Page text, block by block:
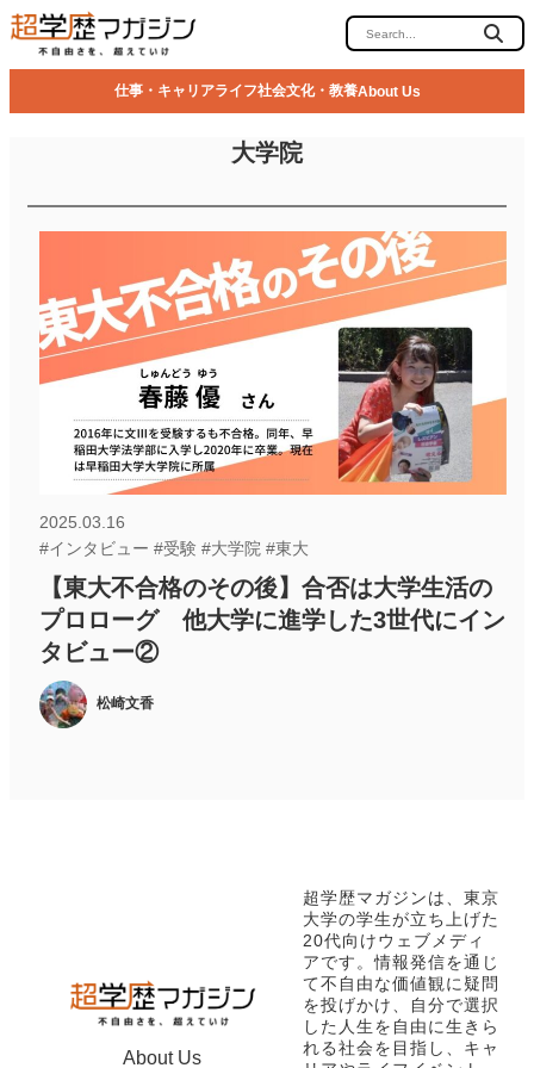
仕事・キャリアライフ社会文化・教養About Us
大学院
2025.03.16
#インタビュー #受験 #大学院 #東大
【東大不合格のその後】合否は大学生活の
プロローグ 他大学に進学した3世代にイン
タビュー②
松崎文香
About Us
超学歴マガジンは、東京
大学の学生が立ち上げた
20代向けウェブメディ
アです。情報発信を通じ
て不自由な価値観に疑問
を投げかけ、自分で選択
した人生を自由に生きら
れる社会を目指し、キャ